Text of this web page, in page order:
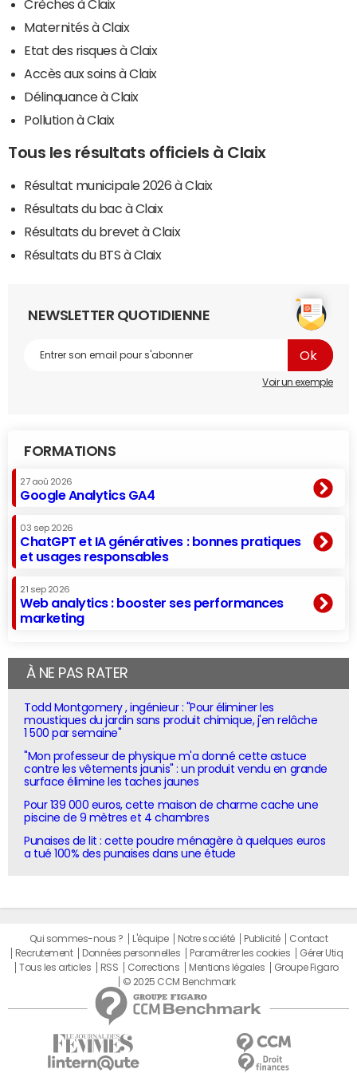
Crèches à Claix
Maternités à Claix
Etat des risques à Claix
Accès aux soins à Claix
Délinquance à Claix
Pollution à Claix
Tous les résultats officiels à Claix
Résultat municipale 2026 à Claix
Résultats du bac à Claix
Résultats du brevet à Claix
Résultats du BTS à Claix
NEWSLETTER QUOTIDIENNE
Voir un exemple
FORMATIONS
27 aoû 2026
Google Analytics GA4
03 sep 2026
ChatGPT et IA génératives : bonnes pratiques
et usages responsables
21 sep 2026
Web analytics : booster ses performances
marketing
À NE PAS RATER
Todd Montgomery , ingénieur : "Pour éliminer les
moustiques du jardin sans produit chimique, j'en relâche
1 500 par semaine"
"Mon professeur de physique m'a donné cette astuce
contre les vêtements jaunis" : un produit vendu en grande
surface élimine les taches jaunes
Pour 139 000 euros, cette maison de charme cache une
piscine de 9 mètres et 4 chambres
Punaises de lit : cette poudre ménagère à quelques euros
a tué 100% des punaises dans une étude
Qui sommes-nous ? L'équipe Notre société Publicité
Contact
Recrutement
Données personnelles Paramétrer les cookies
Gérer Utiq
Tous les articles
RSS Corrections Mentions légales
Groupe Figaro
© 2025 CCM Benchmark